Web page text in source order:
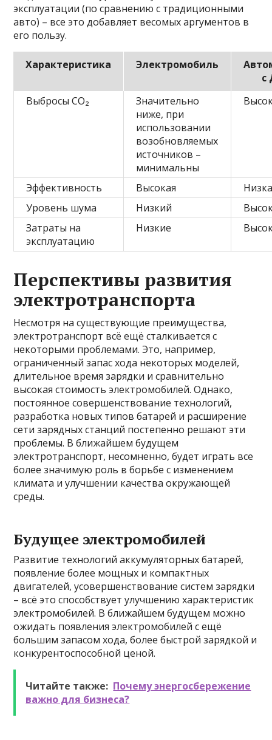
эксплуатации (по сравнению с традиционными
авто) – все это добавляет весомых аргументов в
его пользу.
Характеристика Электромобиль
с
Выбросы CO₂
Значительно
ниже, при
использовании
возобновляемых
источников –
минимальны
Эффективность Высокая
Уровень шума
Низкий
Затраты на
эксплуатацию
Низкие
Перспективы развития
электротранспорта
Несмотря на существующие преимущества,
электротранспорт всё ещё сталкивается с
некоторыми проблемами. Это, например,
ограниченный запас хода некоторых моделей,
длительное время зарядки и сравнительно
высокая стоимость электромобилей. Однако,
постоянное совершенствование технологий,
разработка новых типов батарей и расширение
сети зарядных станций постепенно решают эти
проблемы. В ближайшем будущем
электротранспорт, несомненно, будет играть все
более значимую роль в борьбе с изменением
климата и улучшении качества окружающей
среды.
Будущее электромобилей
Развитие технологий аккумуляторных батарей,
появление более мощных и компактных
двигателей, усовершенствование систем зарядки
– всё это способствует улучшению характеристик
электромобилей. В ближайшем будущем можно
ожидать появления электромобилей с ещё
большим запасом хода, более быстрой зарядкой и
конкурентоспособной ценой.
Читайте также: Почему энергосбережение
важно для бизнеса?